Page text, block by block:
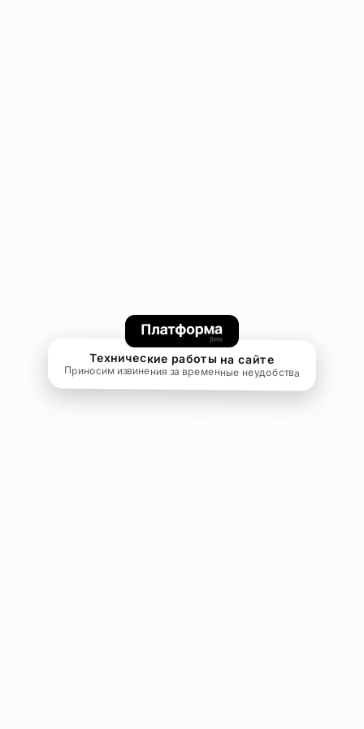
Технические работы на сайте
Приносим извинения за временные неудобства